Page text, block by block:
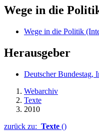
Wege in die
Wege in die Politik
Herausgeber
Deutscher Bundestag,
Webarchiv
Texte
2010
zurück zu: Texte ()